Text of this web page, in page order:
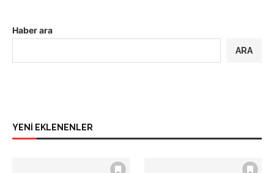
Haber ara
ARA
YENİ EKLENENLER